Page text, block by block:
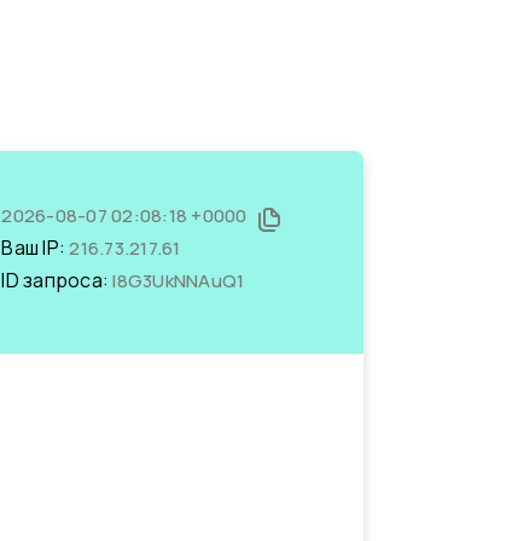
2026-08-07 02:08:18 +0000
Ваш IP:216.73.217.61
ID запроса:I8G3UkNNAuQ1